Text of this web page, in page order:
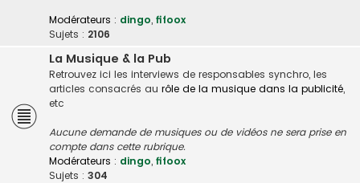
Modérateurs : dingo, fifoox
Sujets : 2106
La Musique & la Pub
Retrouvez ici les interviews de responsables synchro, les
articles consacrés au rôle de la musique dans la publicité,
etc
Aucune demande de musiques ou de vidéos ne sera prise en
compte dans cette rubrique.
Modérateurs : dingo, fifoox
Sujets : 304